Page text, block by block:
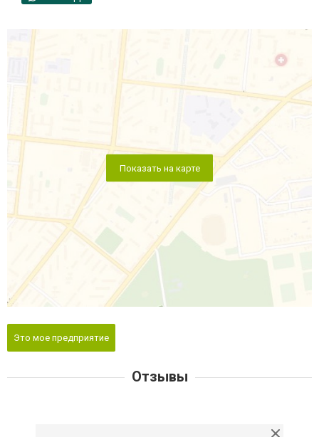
Показать на карте
Это мое предприятие
Отзывы